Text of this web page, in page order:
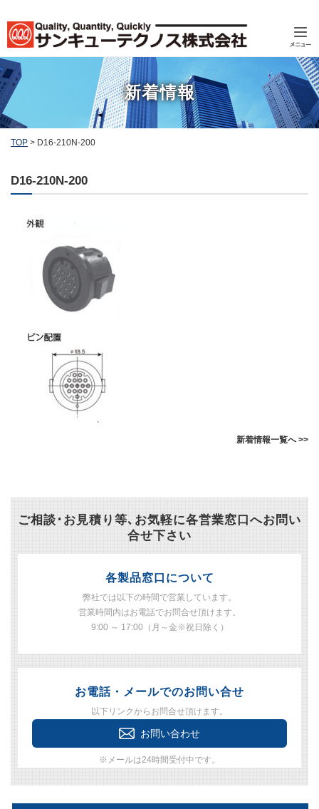
新着情報
TOP > D16-210N-200
D16-210N-200
新着情報一覧へ >>
ご相談･お見積り等､お気軽に各営業窓口へお問い
合せ下さい
各製品窓口について
弊社では以下の時間で営業しています。
営業時間内はお電話でお問合せ頂けます。
9:00 ～ 17:00（月～金※祝日除く）
お電話・メールでのお問い合せ
以下リンクからお問合せ頂けます。
お問い合わせ
※メールは24時間受付中です。